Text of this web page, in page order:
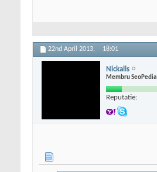
22nd April 2013, 18:01
Nickalls
Membru SeoPedia
Reputatie: